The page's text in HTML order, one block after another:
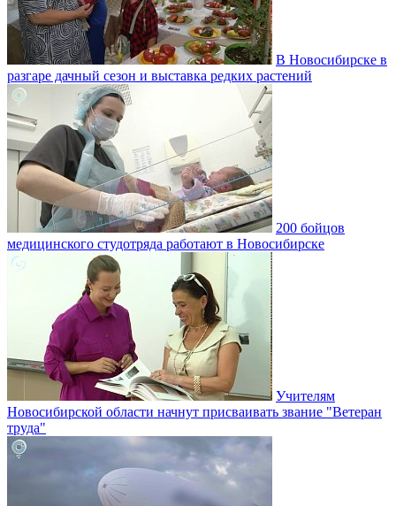
В Новосибирске в
разгаре дачный сезон и выставка редких растений
200 бойцов
медицинского студотряда работают в Новосибирске
Учителям
Новосибирской области начнут присваивать звание "Ветеран
труда"